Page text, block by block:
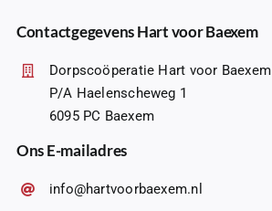
Contactgegevens Hart voor Baexem
Dorpscoöperatie Hart voor Baexem
P/A Haelenscheweg 1
6095 PC Baexem
Ons E-mailadres
info@hartvoorbaexem.nl